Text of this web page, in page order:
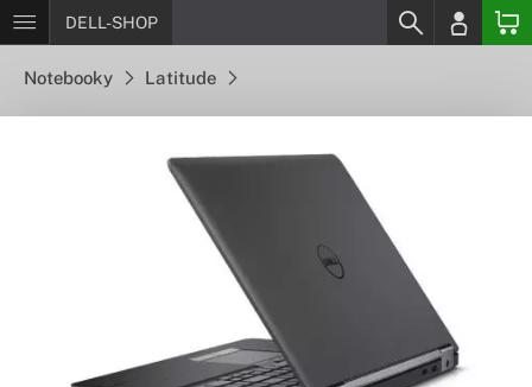
DELL-SHOP
Notebooky Latitude